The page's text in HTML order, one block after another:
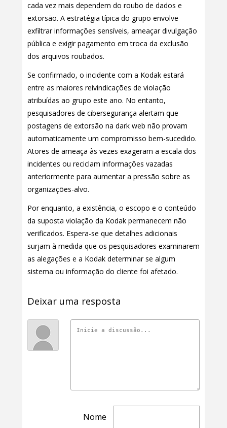
cada vez mais dependem do roubo de dados e
extorsão. A estratégia típica do grupo envolve
exfiltrar informações sensíveis, ameaçar divulgação
pública e exigir pagamento em troca da exclusão
dos arquivos roubados.
Se confirmado, o incidente com a Kodak estará
entre as maiores reivindicações de violação
atribuídas ao grupo este ano. No entanto,
pesquisadores de cibersegurança alertam que
postagens de extorsão na dark web não provam
automaticamente um compromisso bem-sucedido.
Atores de ameaça às vezes exageram a escala dos
incidentes ou reciclam informações vazadas
anteriormente para aumentar a pressão sobre as
organizações-alvo.
Por enquanto, a existência, o escopo e o conteúdo
da suposta violação da Kodak permanecem não
verificados. Espera-se que detalhes adicionais
surjam à medida que os pesquisadores examinarem
as alegações e a Kodak determinar se algum
sistema ou informação do cliente foi afetado.
Deixar uma resposta
Nome